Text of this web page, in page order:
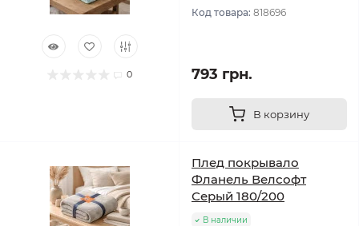
0
Код товара: 818696
793 грн.
В корзину
Плед покрывало
Фланель Велсофт
Серый 180/200
В наличии